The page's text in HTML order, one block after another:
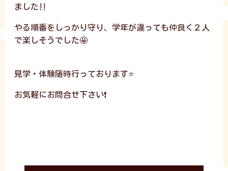
ました‼️
やる順番をしっかり守り、学年が違っても仲良く２人
で楽しそうでした🤩
見学・体験随時行っております⭐
お気軽にお問合せ下さい❗